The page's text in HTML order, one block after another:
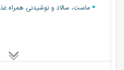
ماست، سالاد و نوشیدنی همراه